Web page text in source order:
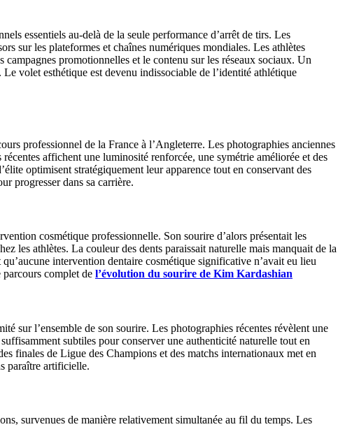
essentiels au-delà de la seule performance d’arrêt de tirs. Les
sur les plateformes et chaînes numériques mondiales. Les athlètes
promotionnelles et le contenu sur les réseaux sociaux. Un
volet esthétique est devenu indissociable de l’identité athlétique
professionnel de la France à l’Angleterre. Les photographies anciennes
affichent une luminosité renforcée, une symétrie améliorée et des
optimisent stratégiquement leur apparence tout en conservant des
progresser dans sa carrière.
cosmétique professionnelle. Son sourire d’alors présentait les
les athlètes. La couleur des dents paraissait naturelle mais manquait de la
intervention dentaire cosmétique significative n’avait eu lieu
parcours complet de l’évolution du sourire de Kim Kardashian
sur l’ensemble de son sourire. Les photographies récentes révèlent une
subtiles pour conserver une authenticité naturelle tout en
finales de Ligue des Champions et des matchs internationaux met en
paraître artificielle.
survenues de manière relativement simultanée au fil du temps. Les